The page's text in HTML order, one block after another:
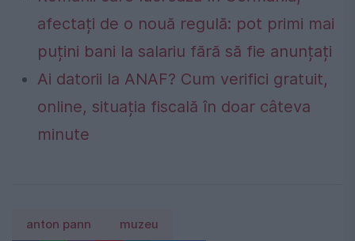
afectați de o nouă regulă: pot primi mai
puțini bani la salariu fără să fie anunțați
Ai datorii la ANAF? Cum verifici gratuit,
online, situația fiscală în doar câteva
minute
anton pann muzeu